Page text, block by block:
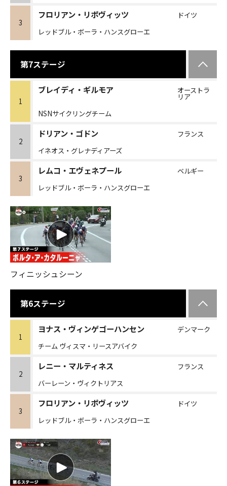
3
フロリアン・リポヴィッツ
ドイツ
レッドブル・ボーラ・ハンスグローエ
第7ステージ
1
ブレイディ・ギルモア オーストラ
リア
NSNサイクリングチーム
2
ドリアン・ゴドン
フランス
イネオス・グレナディアーズ
3
レムコ・エヴェネプール
ベルギー
レッドブル・ボーラ・ハンスグローエ
フィニッシュシーン
第6ステージ
1
ヨナス・ヴィンゲゴーハンセン
デンマーク
チーム ヴィスマ・リースアバイク
2
レニー・マルティネス
フランス
バーレーン・ヴィクトリアス
3
フロリアン・リポヴィッツ
ドイツ
レッドブル・ボーラ・ハンスグローエ